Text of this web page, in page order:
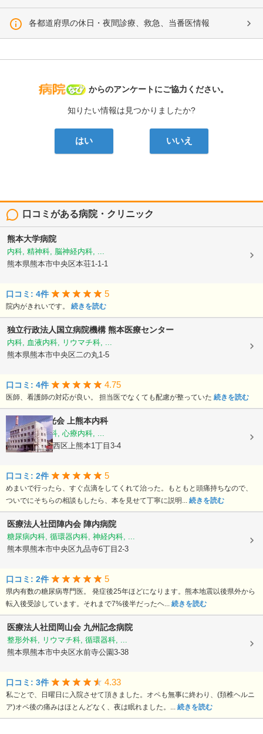
各都道府県の休日・夜間診療、救急、当番医情報
病院なび
からのアンケートにご協力ください。
知りたい情報は見つかりましたか?
はい いいえ
口コミがある病院・クリニック
熊本大学病院
内科, 精神科, 脳神経内科, ...
熊本県熊本市中央区本荘1-1-1
口コミ: 4件 5
院内がきれいです。 続きを読む
独立行政法人国立病院機構熊本医療センター
内科, 血液内科, リウマチ科, ...
熊本県熊本市中央区二の丸1-5
口コミ: 4件 4.75
医師、看護師の対応が良い。 担当医でなくても配慮が整っていた 続きを読む
医療法人陽光会 上熊本内科
内科, 神経内科, 心療内科, ...
熊本県熊本市西区上熊本1丁目3-4
口コミ: 2件 5
めまいで行ったら、すぐ点滴をしてくれて治った。もともと頭痛持ちなので、
ついでにそちらの相談もしたら、本を見せて丁寧に説明... 続きを読む
医療法人社団陣内会 陣内病院
糖尿病内科, 循環器内科, 神経内科, ...
熊本県熊本市中央区九品寺6丁目2-3
口コミ: 2件 5
県内有数の糖尿病専門医。 発症後25年ほどになります。熊本地震以後県外から
転入後受診しています。それまで7%後半だったヘ... 続きを読む
医療法人社団岡山会 九州記念病院
整形外科, リウマチ科, 循環器科, ...
熊本県熊本市中央区水前寺公園3-38
口コミ: 3件 4.33
私ごとで、日曜日に入院させて頂きました。オペも無事に終わり、(頚椎ヘルニ
ア)オペ後の痛みはほとんどなく、夜は眠れました。... 続きを読む